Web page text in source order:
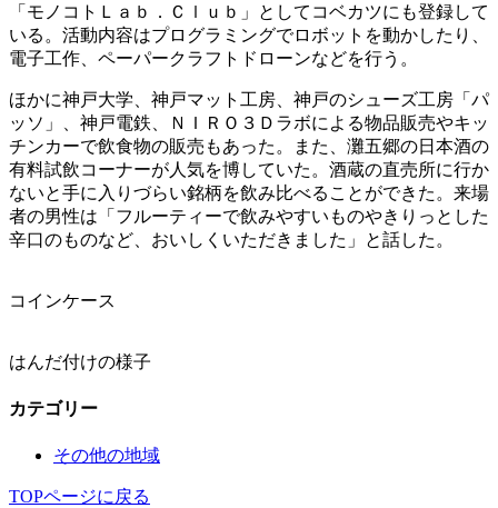
「モノコトＬａｂ．Ｃｌｕｂ」としてコベカツにも登録して
いる。活動内容はプログラミングでロボットを動かしたり、
電子工作、ペーパークラフトドローンなどを行う。
ほかに神戸大学、神戸マット工房、神戸のシューズ工房「パ
ッソ」、神戸電鉄、ＮＩＲＯ３Ｄラボによる物品販売やキッ
チンカーで飲食物の販売もあった。また、灘五郷の日本酒の
有料試飲コーナーが人気を博していた。酒蔵の直売所に行か
ないと手に入りづらい銘柄を飲み比べることができた。来場
者の男性は「フルーティーで飲みやすいものやきりっとした
辛口のものなど、おいしくいただきました」と話した。
コインケース
はんだ付けの様子
カテゴリー
その他の地域
TOPページに戻る